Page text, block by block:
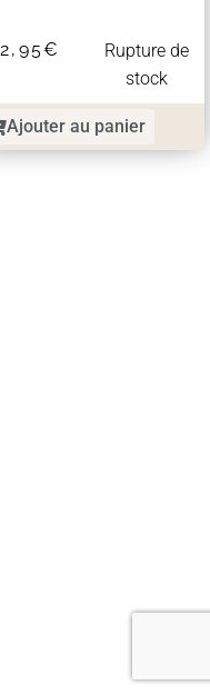
2,95€
Rupture de
stock
Ajouter au panier